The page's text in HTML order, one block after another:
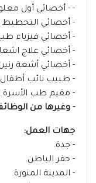
- - أخصائي أول
- أخصائي التخطيط
- أخصائي فيزياء
- أخصائي علاج
- أخصائي أشعة
- طبيب نائب
- مقيم طب الأسرة
- وغيرها من
جهات العمل:
- جدة.
- حفر الباطن.
- المدينة المنورة.